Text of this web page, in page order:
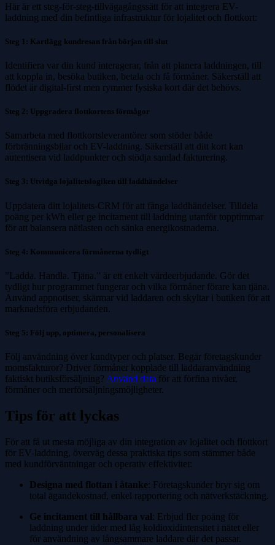
Här är ett steg-för-steg-tillvägagångssätt för att integrera EV-
laddning med din befintliga infrastruktur för lojalitet och flottkort:
Steg 1: Kartlägg kundresan från början till slut
Identifiera var din kund interagerar, från att planera laddningen, till
att koppla in, besöka butiken, betala och få förmåner. Säkerställ att
flödet är digital-first men rymmer fysiska kort där det behövs.
Steg 2: Uppgradera flottkortens förmågor
Samarbeta med flottkortsleverantörer som stöder både
förbränningsbilar och EV-laddning. Säkerställ att ditt kort kan
autentisera vid laddpunkter och stödja samlad fakturering.
Steg 3: Utvidga lojalitetslogiken till laddhändelser
Uppdatera ditt lojalitets-CRM för att fånga laddhändelser. Tilldela
poäng per kWh eller ge incitament till laddning utanför topptimmar
för att balansera nätlasten och sänka energikostnaderna.
Steg 4: Kommunicera förmånerna tydligt
”Ladda. Handla. Tjäna.” är ett enkelt värdeerbjudande. Gör det
tydligt hur programmet fungerar och vilka förmåner förare kan tjäna.
Använd appnotiser, skärmar vid laddaren och skyltar i butiken för att
marknadsföra erbjudanden.
Steg 5: Följ upp, optimera, personalisera
Följ användning över kundtyper och platser. Begär företagskunder
momsfakturor? Driver förmåner kopplade till laddaranvändning
faktiskt butiksförsäljning? Använd data för att förfina nivåer,
förmåner och merförsäljningsmöjligheter.
Tips för att lyckas
För att få ut mesta möjliga av din integration av lojalitet och flottkort
för EV-laddning, överväg dessa praktiska tips som stämmer både
med kundförväntningar och operativ effektivitet:
Designa med flottan i åtanke: Företagskunder bryr sig om
total ägandekostnad, enkel rapportering och nätverkstäckning.
Ge incitament till hållbara val: Erbjud fler poäng för
laddning under tider med låg koldioxidintensitet i nätet eller
för användning av långsammare laddare där det passar.